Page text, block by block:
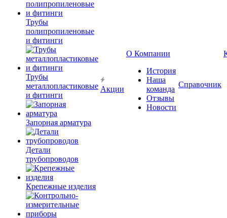
Трубы
полипропиленовые
и фитинги
Трубы
металлопластиковые
и фитинги
Запорная арматура
Детали
трубопроводов
Крепежные изделия
Акции
О Компании
История
Наша
команда
Отзывы
Новости
Справочник